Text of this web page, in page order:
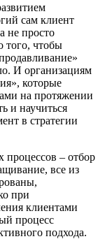
сам клиент
не просто
того, чтобы
И организациям
которые
на протяжении
и научиться
в стратегии
процессов – отбор
все из
при
клиентами
процесс
подхода.